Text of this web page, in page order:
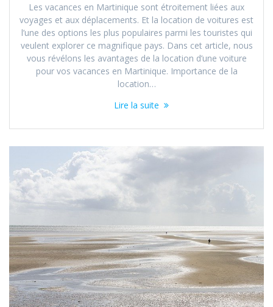
Les vacances en Martinique sont étroitement liées aux
voyages et aux déplacements. Et la location de voitures est
l’une des options les plus populaires parmi les touristes qui
veulent explorer ce magnifique pays. Dans cet article, nous
vous révélons les avantages de la location d’une voiture
pour vos vacances en Martinique. Importance de la
location…
Lire la suite